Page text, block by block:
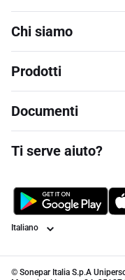
Chi siamo
Prodotti
Documenti
Ti serve aiuto?
Lingua
© Sonepar Italia S.p.A